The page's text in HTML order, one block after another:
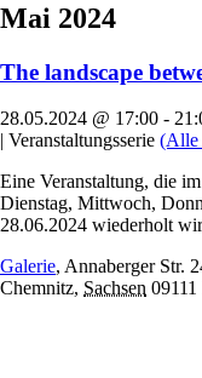
Mai 2024
The landscape
28.05.2024 @ 17:00 -
| Veranstaltungsserie (Alle
Eine Veranstaltung, die
Dienstag, Mittwoch,
28.06.2024 wiederholt
Galerie, Annaberger Str.
Chemnitz, Sachsen 09111